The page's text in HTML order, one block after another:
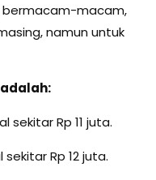
bermacam-macam,
namun untuk
adalah:
sekitar Rp 11 juta.
Rp 12 juta.